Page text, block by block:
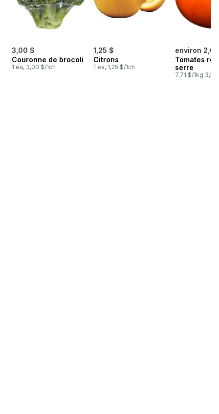
3,00 $
Couronne de brocoli
1 ea, 3,00 $/1ch
1,25 $
Citrons
1 ea, 1,25 $/1ch
environ
Tomates
serre
7,71 $/1kg